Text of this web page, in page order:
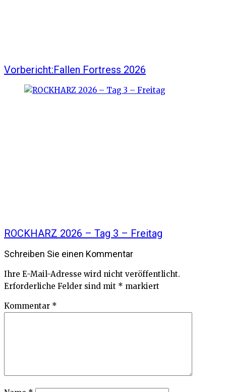
Vorbericht:Fallen Fortress 2026
ROCKHARZ 2026 – Tag 3 – Freitag
Schreiben Sie einen Kommentar
Ihre E-Mail-Adresse wird nicht veröffentlicht.
Erforderliche Felder sind mit * markiert
Kommentar *